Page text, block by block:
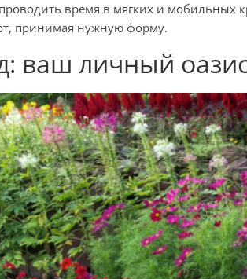
время в мягких и мобильных
принимая нужную форму.
ваш личный